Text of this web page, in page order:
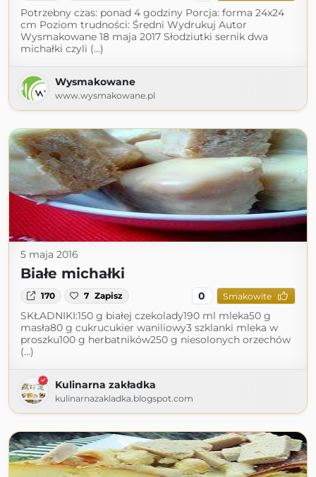
Potrzebny czas: ponad 4 godziny Porcja: forma 24x24
cm Poziom trudności: Średni Wydrukuj Autor
Wysmakowane 18 maja 2017 Słodziutki sernik dwa
michałki czyli (...)
Wysmakowane
www.wysmakowane.pl
5 maja 2016
Białe michałki
170 7 Zapisz 0 Smakowite
SKŁADNIKI:150 g białej czekolady190 ml mleka50 g
masła80 g cukrucukier waniliowy3 szklanki mleka w
proszku100 g herbatników250 g niesolonych orzechów
(...)
Kulinarna zakładka
kulinarnazakladka.blogspot.com